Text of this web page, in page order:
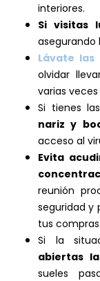
interiores.
Si visitas
asegurando
Lávate las
olvidar
varias veces
Si tienes
nariz y
acceso al
Evita
reunión
seguridad y
tus
Si la
abiertas
sueles